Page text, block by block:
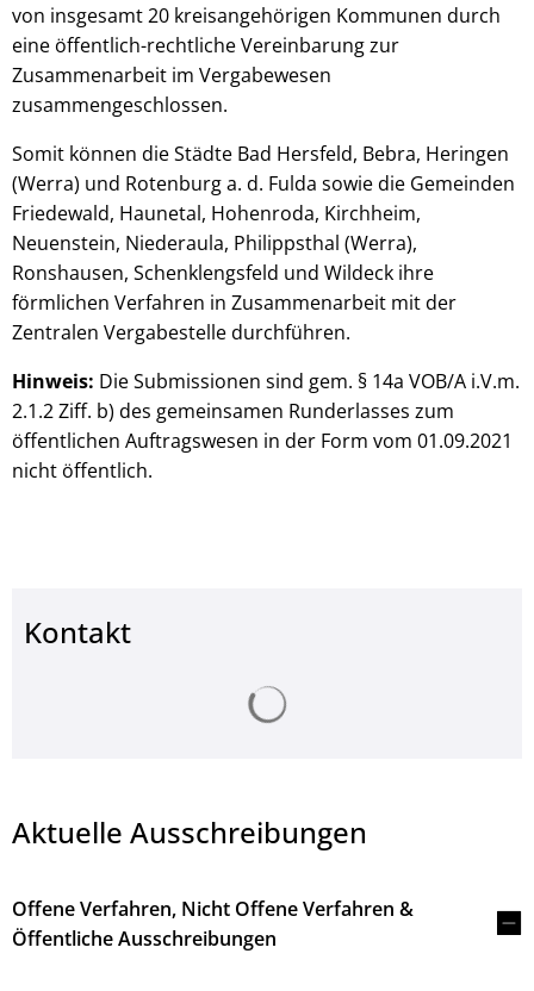
von insgesamt 20 kreisangehörigen Kommunen durch
eine öffentlich-rechtliche Vereinbarung zur
Zusammenarbeit im Vergabewesen
zusammengeschlossen.
Somit können die Städte Bad Hersfeld, Bebra, Heringen
(Werra) und Rotenburg a. d. Fulda sowie die Gemeinden
Friedewald, Haunetal, Hohenroda, Kirchheim,
Neuenstein, Niederaula, Philippsthal (Werra),
Ronshausen, Schenklengsfeld und Wildeck ihre
förmlichen Verfahren in Zusammenarbeit mit der
Zentralen Vergabestelle durchführen.
Hinweis: Die Submissionen sind gem. § 14a VOB/A i.V.m.
2.1.2 Ziff. b) des gemeinsamen Runderlasses zum
öffentlichen Auftragswesen in der Form vom 01.09.2021
nicht öffentlich.
Kontakt
Aktuelle Ausschreibungen
Offene Verfahren, Nicht Offene Verfahren &
Öffentliche Ausschreibungen